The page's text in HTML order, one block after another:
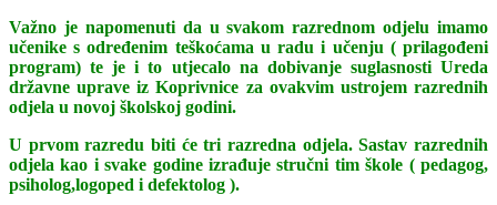
Važno je napomenuti da u svakom razrednom odjelu imamo
učenike s određenim teškoćama u radu i učenju ( prilagođeni
program) te je i to utjecalo na dobivanje suglasnosti Ureda
državne uprave iz Koprivnice za ovakvim ustrojem razrednih
odjela u novoj školskoj godini.
U prvom razredu biti će tri razredna odjela. Sastav razrednih
odjela kao i svake godine izrađuje stručni tim škole ( pedagog,
psiholog,logoped i defektolog ).